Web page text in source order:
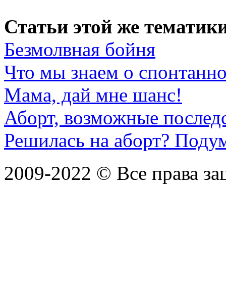
Статьи этой же
Безмолвная бойня
Что мы знаем о
Мама, дай мне шанс!
Аборт, возможные
Решилась на аборт?
2009-2022 © Все права